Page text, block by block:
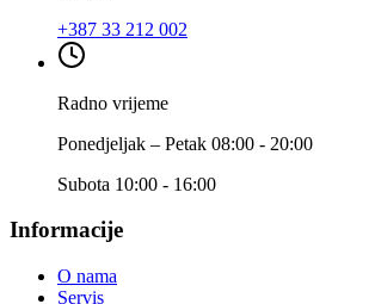
+387 33 212 002
Radno vrijeme
Ponedjeljak – Petak 08:00 - 20:00
Subota 10:00 - 16:00
Informacije
O nama
Servis